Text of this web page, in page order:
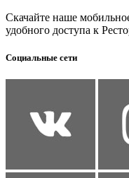
Скачайте наше
удобного доступа к
Социальные сети